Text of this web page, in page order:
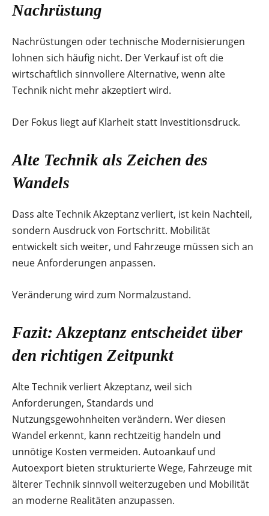
Nachrüstung
Nachrüstungen oder technische Modernisierungen
lohnen sich häufig nicht. Der Verkauf ist oft die
wirtschaftlich sinnvollere Alternative, wenn alte
Technik nicht mehr akzeptiert wird.
Der Fokus liegt auf Klarheit statt Investitionsdruck.
Alte Technik als Zeichen des
Wandels
Dass alte Technik Akzeptanz verliert, ist kein Nachteil,
sondern Ausdruck von Fortschritt. Mobilität
entwickelt sich weiter, und Fahrzeuge müssen sich an
neue Anforderungen anpassen.
Veränderung wird zum Normalzustand.
Fazit: Akzeptanz entscheidet über
den richtigen Zeitpunkt
Alte Technik verliert Akzeptanz, weil sich
Anforderungen, Standards und
Nutzungsgewohnheiten verändern. Wer diesen
Wandel erkennt, kann rechtzeitig handeln und
unnötige Kosten vermeiden. Autoankauf und
Autoexport bieten strukturierte Wege, Fahrzeuge mit
älterer Technik sinnvoll weiterzugeben und Mobilität
an moderne Realitäten anzupassen.